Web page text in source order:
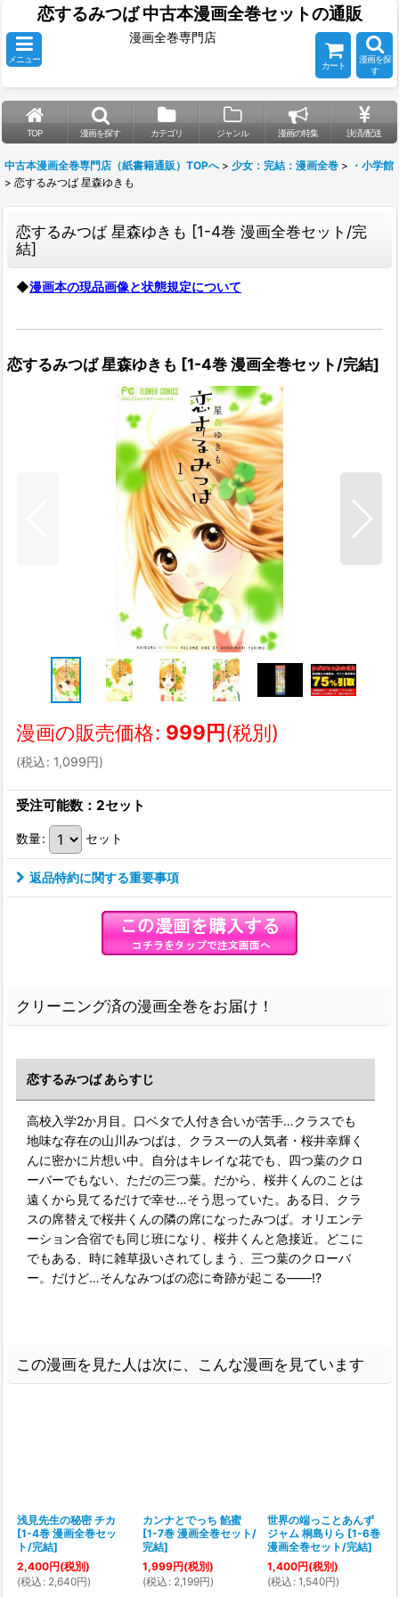
恋するみつば 中古本漫画全巻セットの通販
メニュー
漫画全巻専門店
カート
漫画を探
す
TOP 漫画を探す カテゴリ ジャンル 漫画の特集 決済/配送
中古本漫画全巻専門店（紙書籍通販）TOPへ > 少女：完結：漫画全巻 > ・小学館
> 恋するみつば 星森ゆきも
恋するみつば 星森ゆきも [1-4巻 漫画全巻セット/完
結]
◆漫画本の現品画像と状態規定について
恋するみつば 星森ゆきも [1-4巻 漫画全巻セット/完結]
漫画の販売価格: 999円(税別)
(税込: 1,099円)
受注可能数：2セット
数量: セット
返品特約に関する重要事項
クリーニング済の漫画全巻をお届け！
恋するみつば あらすじ
高校入学2か月目。口ベタで人付き合いが苦手…クラスでも
地味な存在の山川みつばは、クラス一の人気者・桜井幸輝く
んに密かに片想い中。自分はキレイな花でも、四つ葉のクロ
ーバーでもない、ただの三つ葉。だから、桜井くんのことは
遠くから見てるだけで幸せ…そう思っていた。ある日、クラ
スの席替えで桜井くんの隣の席になったみつば。オリエンテ
ーション合宿でも同じ班になり、桜井くんと急接近。どこに
でもある、時に雑草扱いされてしまう、三つ葉のクローバ
ー。だけど…そんなみつばの恋に奇跡が起こる――!?
この漫画を見た人は次に、こんな漫画を見ています
浅見先生の秘密 チカ
[1-4巻 漫画全巻セッ
ト/完結]
2,400円(税別)
(税込 : 2,640円)
カンナとでっち 餡蜜
[1-7巻 漫画全巻セット/
完結]
1,999円(税別)
(税込 : 2,199円)
世界の端っことあんず
ジャム 桐島りら [1-6巻
漫画全巻セット/完結]
1,400円(税別)
(税込 : 1,540円)